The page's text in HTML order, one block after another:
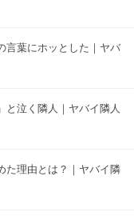
言葉にホッとした｜ヤバ
と泣く隣人｜ヤバイ隣人
た理由とは？｜ヤバイ隣